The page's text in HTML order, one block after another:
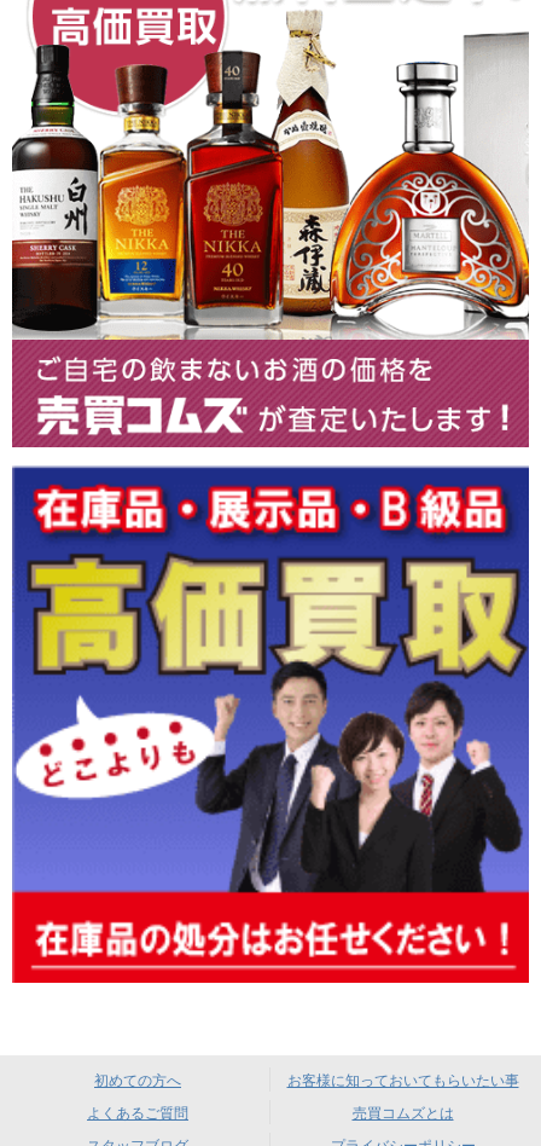
初めての方へ
お客様に知っておいてもらいたい事
よくあるご質問
売買コムズとは